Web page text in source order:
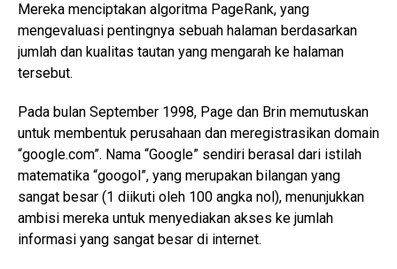
Mereka menciptakan algoritma PageRank, yang
mengevaluasi pentingnya sebuah halaman berdasarkan
jumlah dan kualitas tautan yang mengarah ke halaman
tersebut.
Pada bulan September 1998, Page dan Brin memutuskan
untuk membentuk perusahaan dan meregistrasikan domain
“google.com”. Nama “Google” sendiri berasal dari istilah
matematika “googol”, yang merupakan bilangan yang
sangat besar (1 diikuti oleh 100 angka nol), menunjukkan
ambisi mereka untuk menyediakan akses ke jumlah
informasi yang sangat besar di internet.